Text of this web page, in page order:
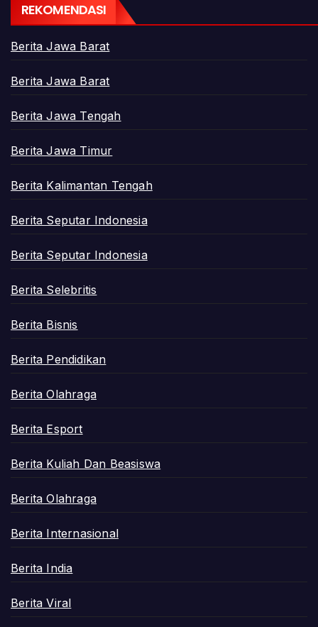
REKOMENDASI
Berita Jawa Barat
Berita Jawa Barat
Berita Jawa Tengah
Berita Jawa Timur
Berita Kalimantan Tengah
Berita Seputar Indonesia
Berita Seputar Indonesia
Berita Selebritis
Berita Bisnis
Berita Pendidikan
Berita Olahraga
Berita Esport
Berita Kuliah Dan Beasiswa
Berita Olahraga
Berita Internasional
Berita India
Berita Viral